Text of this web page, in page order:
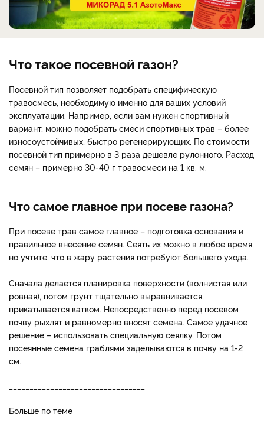
Что такое посевной газон?
Посевной тип позволяет подобрать специфическую
травосмесь, необходимую именно для ваших условий
эксплуатации. Например, если вам нужен спортивный
вариант, можно подобрать смеси спортивных трав – более
износоустойчивых, быстро регенерирующих. По стоимости
посевной тип примерно в 3 раза дешевле рулонного. Расход
семян – примерно 30-40 г травосмеси на 1 кв. м.
Что самое главное при посеве газона?
При посеве трав самое главное – подготовка основания и
правильное внесение семян. Сеять их можно в любое время,
но учтите, что в жару растения потребуют большего ухода.
Сначала делается планировка поверхности (волнистая или
ровная), потом грунт тщательно выравнивается,
прикатывается катком. Непосредственно перед посевом
почву рыхлят и равномерно вносят семена. Самое удачное
решение – использовать специальную сеялку. Потом
посеянные семена граблями заделываются в почву на 1-2
см.
Больше по теме